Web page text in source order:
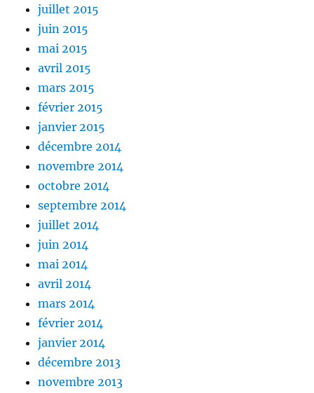
juillet 2015
juin 2015
mai 2015
avril 2015
mars 2015
février 2015
janvier 2015
décembre 2014
novembre 2014
octobre 2014
septembre 2014
juillet 2014
juin 2014
mai 2014
avril 2014
mars 2014
février 2014
janvier 2014
décembre 2013
novembre 2013